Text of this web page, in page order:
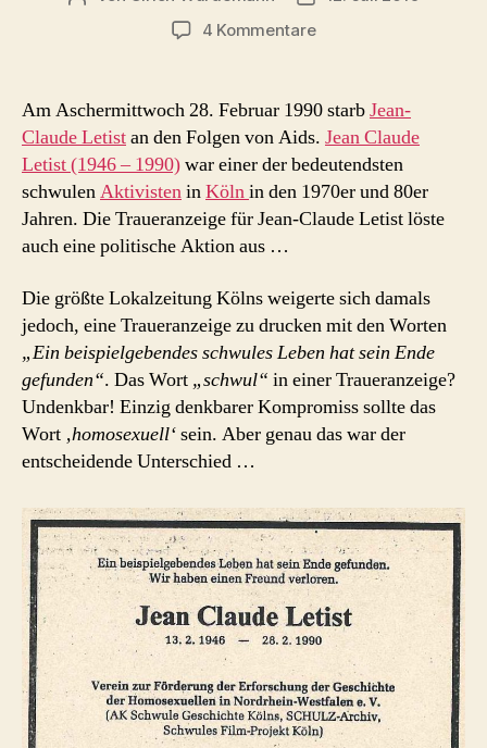
4 Kommentarezu
Traueranzeige
Claude
Letist
–
homosexuell
?
(Video)
Am Aschermittwoch 28. Februar 1990 starbJean-
Claude Letistan den Folgen von Aids. Jean Claude
Letist (1946 – 1990)war einer der bedeutendsten
schwulenAktivisteninKölnin den 1970er und 80er
Jahren. Die Traueranzeige für Jean-Claude Letist löste
auch eine politische Aktion aus …
Die größte Lokalzeitung Kölns weigerte sich damals
jedoch, eine Traueranzeige zu drucken mit den Worten
„Ein beispielgebendes schwules Leben hat sein Ende
gefunden“. Das Wort „schwul“ in einer Traueranzeige?
Undenkbar! Einzig denkbarer Kompromiss sollte das
Wort ‚homosexuell‘sein. Aber genau das war der
entscheidende Unterschied …